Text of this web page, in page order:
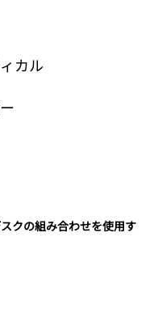
カル
クの組み合わせを使用す